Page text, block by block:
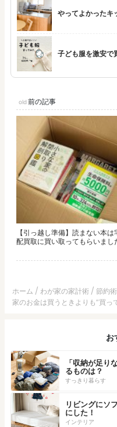
やってよかったキ
子ども服を激安で
前の記事
【引っ越し準備】読まない本は
配買取に買い取ってもらいまし
ホーム わが家の家計術
節約術
家のお金は買うときよりも”買っ
お
「収納が足り
るものは？
すっきり暮らす
リビングにソ
にした！
インテリア